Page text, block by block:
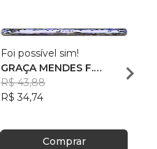
Foi possível sim!
GRAÇA MENDES F.
BASTOS
R$ 43,88
R$ 34,74
Comprar
Ana
R$